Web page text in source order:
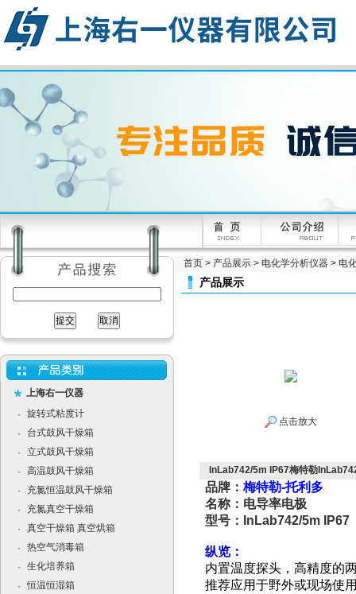
上海右一仪器
·
旋转式粘度计
·
台式鼓风干燥箱
·
立式鼓风干燥箱
·
高温鼓风干燥箱
·
充氮恒温鼓风干燥箱
·
充氮真空干燥箱
·
真空干燥箱 真空烘箱
·
热空气消毒箱
·
生化培养箱
·
恒温恒湿箱
首页 > 产品展示 > 电化学分析仪器 > 电
产品展示
点击放大
InLab742/5m IP67梅特勒
品牌： 梅特勒-托利多
名称：电导率电极
型号：InLab742/5m IP67
纵览：
内置温度探头，高精度的
推荐应用于野外或现场使